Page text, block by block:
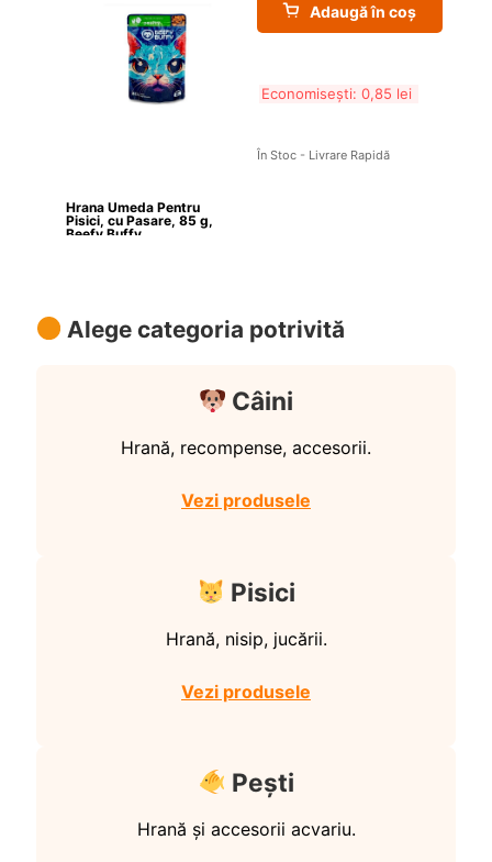
Hrana Umeda Pentru
Pisici, cu Pasare, 85 g,
Beefy Buffy
Adaugă în coș
Economisești: 0,85 lei
În Stoc - Livrare Rapidă
Alege categoria potrivită
Câini
Hrană, recompense, accesorii.
Vezi produsele
Pisici
Hrană, nisip, jucării.
Vezi produsele
Pești
Hrană și accesorii acvariu.